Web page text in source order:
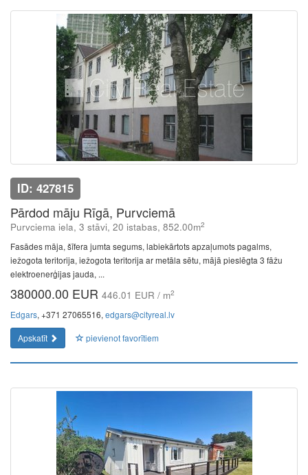
ID: 427815
Pārdod māju Rīgā, Purvciemā
Purvciema iela, 3 stāvi, 20 istabas, 852.00m2
Fasādes māja, šīfera jumta segums, labiekārtots apzaļumots pagalms,
iežogota teritorija, iežogota teritorija ar metāla sētu, mājā pieslēgta 3 fāžu
elektroenerģijas jauda, ...
380000.00 EUR 446.01 EUR / m2
Edgars, +371 27065516, edgars@cityreal.lv
Apskatīt
pievienot favorītiem